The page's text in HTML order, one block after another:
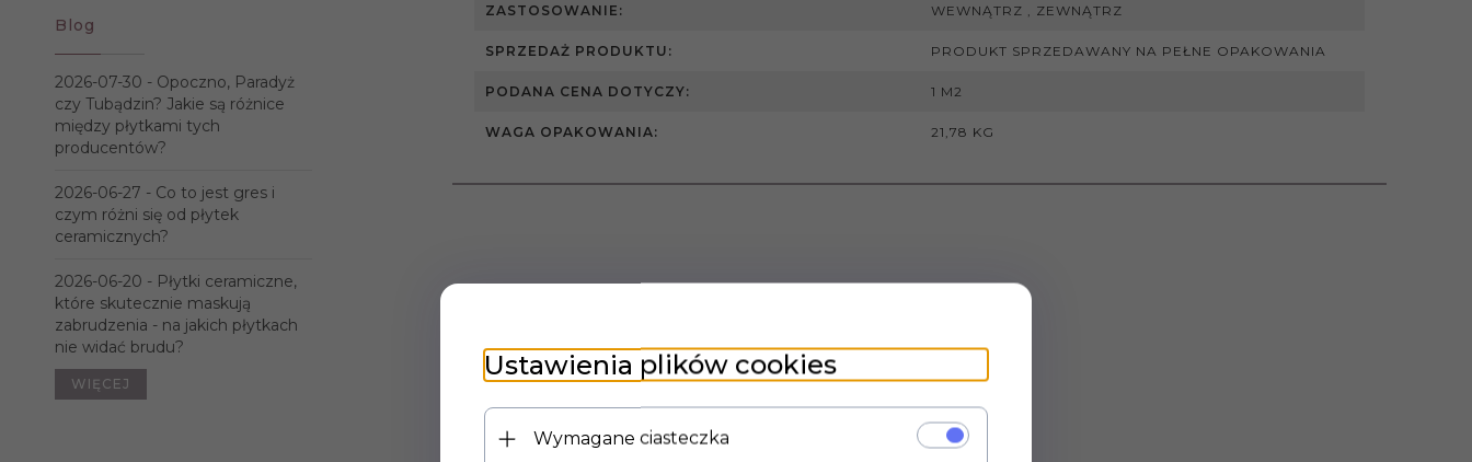
Blog
2026-07-30 - Opoczno, Paradyż
czy Tubądzin? Jakie są różnice
między płytkami tych
producentów?
2026-06-27 - Co to jest gres i
czym różni się od płytek
ceramicznych?
2026-06-20 - Płytki ceramiczne,
które skutecznie maskują
zabrudzenia - na jakich płytkach
nie widać brudu?
WIĘCEJ
ZASTOSOWANIE: WEWNĄTRZ , ZEWNĄTRZ
SPRZEDAŻ PRODUKTU: PRODUKT SPRZEDAWANY NA PEŁNE OPAKOWANIA
PODANA CENA DOTYCZY: 1 M2
WAGA OPAKOWANIA: 21,78 KG
Ustawienia plików cookies
Wymagane ciasteczka